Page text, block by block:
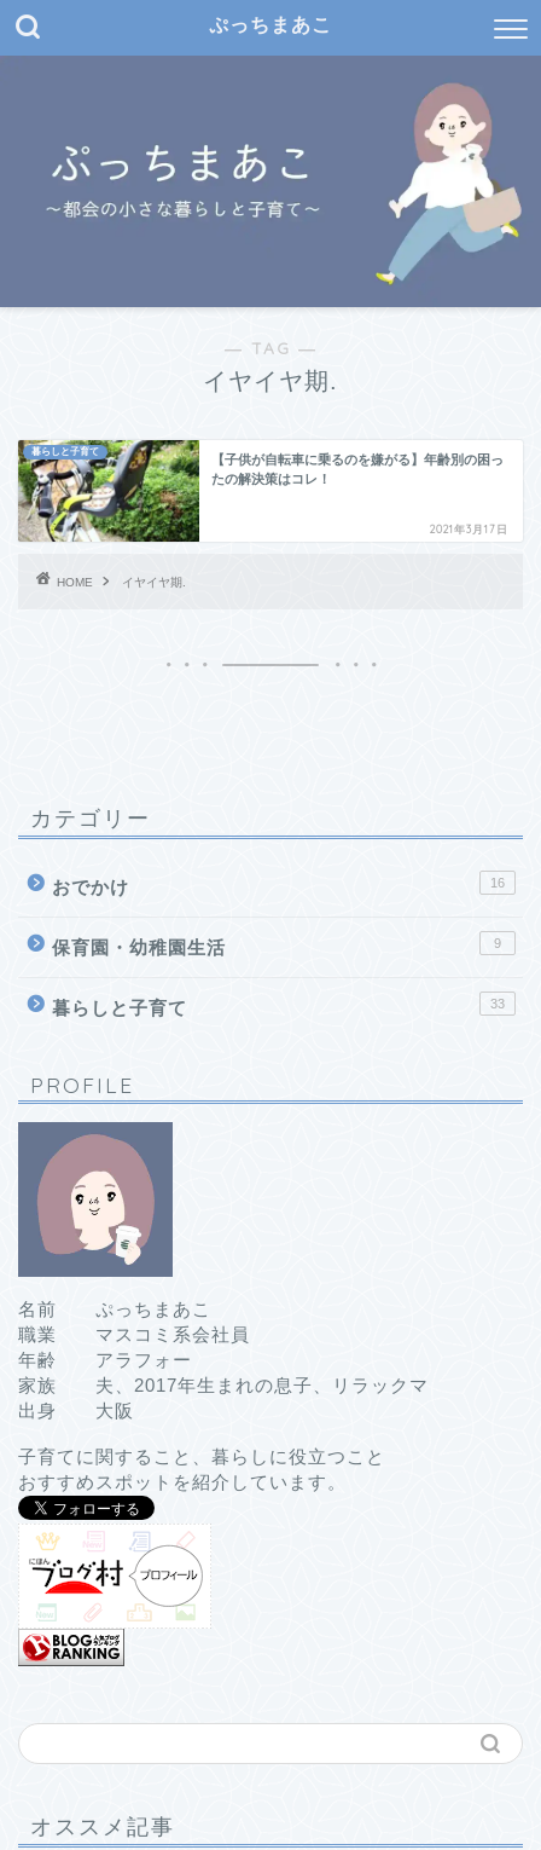
ぷっちまあこ
― TAG ―
イヤイヤ期.
暮らしと子育て
【子供が自転車に乗るのを嫌がる】年齢別の困っ
たの解決策はコレ！
2021年3月17日
HOME イヤイヤ期.
カテゴリー
おでかけ 16
保育園・幼稚園生活 9
暮らしと子育て 33
PROFILE
名前 ぷっちまあこ
職業 マスコミ系会社員
年齢 アラフォー
家族 夫、2017年生まれの息子、リラックマ
出身 大阪
子育てに関すること、暮らしに役立つこと
おすすめスポットを紹介しています。
オススメ記事